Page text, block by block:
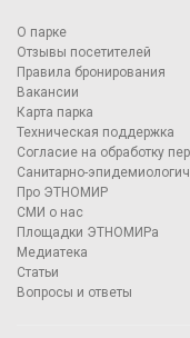
О парке
Отзывы посетителей
Правила бронирования
Вакансии
Карта парка
Техническая поддержка
Согласие на обработку
Санитарно-
Про ЭТНОМИР
СМИ о нас
Площадки ЭТНОМИРа
Медиатека
Статьи
Вопросы и ответы